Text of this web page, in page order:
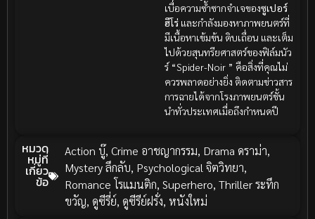
เบื่อความซ้ำซากจำเจของซูเปอร์
ฮีโร่ และกำลังมองหาภาพยนตร์ที่
มีเนื้อหาเข้มข้น ดิบเถื่อน และเต็ม
ไปด้วยสุนทรียศาสตร์ของฟิล์มนัว
ร์ “Spider-Noir ” คือสิ่งที่คุณไม่
ควรพลาดอย่างยิ่ง ติดตามข่าวสาร
การฉายได้จากโรงภาพยนตร์ชั้น
นำทั่วประเทศเมื่อถึงกำหนดปี
หมวด
หมู่ที่
เกี่ยว
ข้อ
Action บู๊, Crime อาชญากรรม, Drama ดราม่า,
Mystery ลึกลับ, Psychological จิตวิทยา,
Romance โรแมนติก, Superhero, Thriller ระทึก
ขวัญ, ดูซีรี่ย์, ดูซีรีย์ฝรั่ง, หนังใหม่